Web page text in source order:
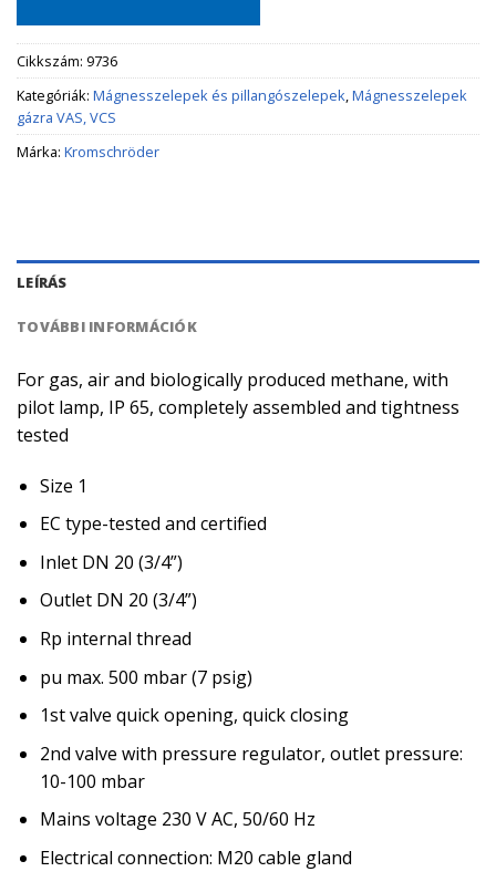
Cikkszám: 9736
Kategóriák: Mágnesszelepek és pillangószelepek,Mágnesszelepek
gázra VAS, VCS
Márka: Kromschröder
LEÍRÁS
TOVÁBBI INFORMÁCIÓK
For gas, air and biologically produced methane, with
pilot lamp, IP 65, completely assembled and tightness
tested
Size 1
EC type-tested and certified
Inlet DN 20 (3/4”)
Outlet DN 20 (3/4”)
Rp internal thread
pu max. 500 mbar (7 psig)
1st valve quick opening, quick closing
2nd valve with pressure regulator, outlet pressure:
10-100 mbar
Mains voltage 230 V AC, 50/60 Hz
Electrical connection: M20 cable gland